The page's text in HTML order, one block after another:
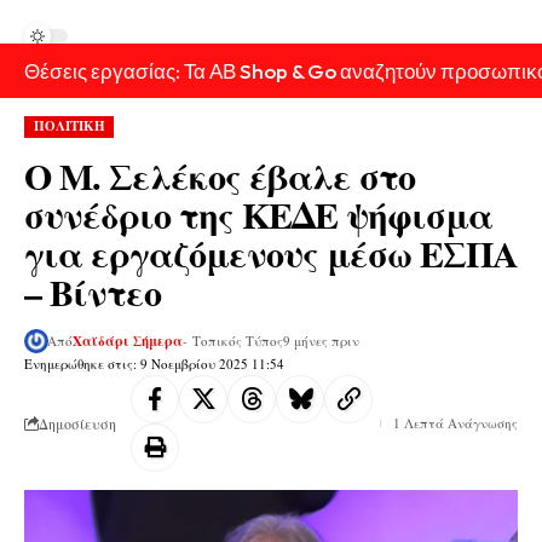
Θέσεις εργασίας: Τα ΑΒ Shop & Go αναζητούν
ΠΟΛΙΤΙΚΗ
Ο Μ. Σελέκος έβαλε στο
συνέδριο της ΚΕΔΕ ψήφισμα
για εργαζόμενους μέσω ΕΣΠΑ
– Βίντεο
Ενημερώθηκε στις: 9 Νοεμβρίου 2025 11:54
ΑπόΧαϊδάρι Σήμερα- Τοπικός Τύπος9 μήνες πριν
Δημοσίευση 1 Λεπτά Ανάγνωσης